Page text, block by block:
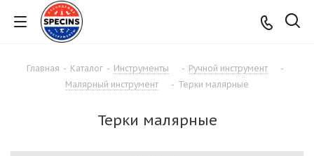
Главная - Каталог - Инструменты - Ручной инструмент
-
Малярный инструмент
- Терки малярные
Терки малярные